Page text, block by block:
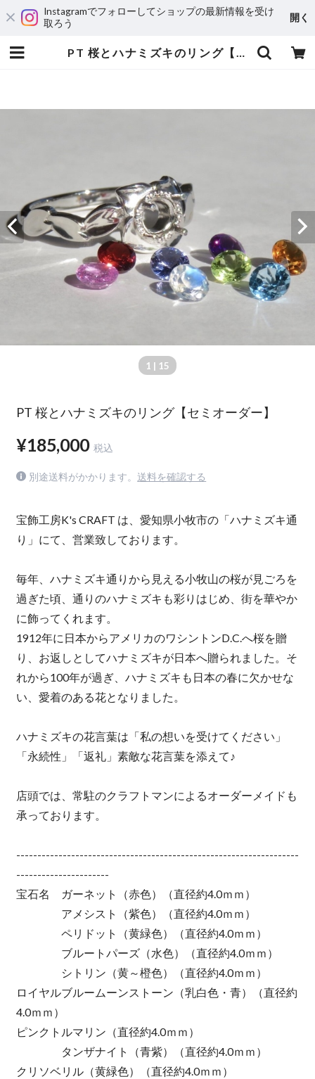
Instagramでフォローしてショップの最新情報を受け
取ろう
開く
PT 桜とハナミズキのリング【セミオーダー】 | 宝飾工房 Ｋ’ｓ ＣＲＡＦＴ
1 | 15
PT 桜とハナミズキのリング【セミオーダー】
¥185,000 税込
別途送料がかかります。 送料を確認する
宝飾工房K's CRAFT は、愛知県小牧市の「ハナミズキ通
り」にて、営業致しております。
毎年、ハナミズキ通りから見える小牧山の桜が見ごろを
過ぎた頃、通りのハナミズキも彩りはじめ、街を華やか
に飾ってくれます。
1912年に日本からアメリカのワシントンD.C.へ桜を贈
り、お返しとしてハナミズキが日本へ贈られました。そ
れから100年が過ぎ、ハナミズキも日本の春に欠かせな
い、愛着のある花となりました。
ハナミズキの花言葉は「私の想いを受けてください」
「永続性」「返礼」素敵な花言葉を添えて♪
店頭では、常駐のクラフトマンによるオーダーメイドも
承っております。
-------------------------------------------------------------------
----------------------
宝石名 ガーネット（赤色）（直径約4.0ｍｍ）
アメシスト（紫色）（直径約4.0ｍｍ）
ペリドット（黄緑色）（直径約4.0ｍｍ）
ブルートパーズ（水色）（直径約4.0ｍｍ）
シトリン（黄～橙色）（直径約4.0ｍｍ）
ロイヤルブルームーンストーン（乳白色・青）（直径約
4.0ｍｍ）
ピンクトルマリン（直径約4.0ｍｍ）
タンザナイト（青紫）（直径約4.0ｍｍ）
クリソベリル（黄緑色）（直径約4.0ｍｍ）